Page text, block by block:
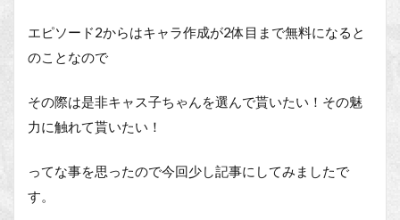
エピソード2からはキャラ作成が2体目まで無料になると
のことなので
その際は是非キャス子ちゃんを選んで貰いたい！その魅
力に触れて貰いたい！
ってな事を思ったので今回少し記事にしてみましたで
す。